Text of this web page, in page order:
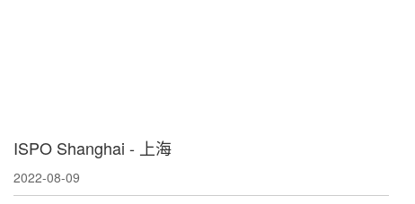
ISPO Shanghai - 上海
2022-08-09